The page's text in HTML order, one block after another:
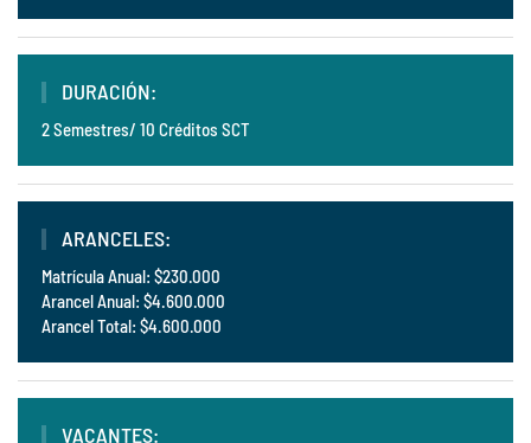
DURACIÓN:
2 Semestres/ 10 Créditos SCT
ARANCELES:
Matrícula Anual: $230.000
Arancel Anual: $4.600.000
Arancel Total: $4.600.000
VACANTES: